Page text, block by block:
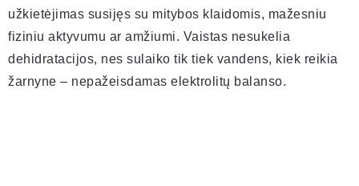
užkietėjimas susijęs su mitybos klaidomis, mažesniu
fiziniu aktyvumu ar amžiumi. Vaistas nesukelia
dehidratacijos, nes sulaiko tik tiek vandens, kiek reikia
žarnyne – nepažeisdamas elektrolitų balanso.